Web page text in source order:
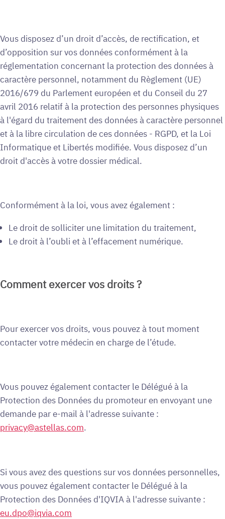
Vous disposez d’un droit d’accès, de rectification, et
d’opposition sur vos données conformément à la
réglementation concernant la protection des données à
caractère personnel, notamment du Règlement (UE)
2016/679 du Parlement européen et du Conseil du 27
avril 2016 relatif à la protection des personnes physiques
à l'égard du traitement des données à caractère personnel
et à la libre circulation de ces données - RGPD, et la Loi
Informatique et Libertés modifiée. Vous disposez d’un
droit d'accès à votre dossier médical.
Conformément à la loi, vous avez également :
Le droit de solliciter une limitation du traitement,
Le droit à l’oubli et à l’effacement numérique.
Comment exercer vos droits ?
Pour exercer vos droits, vous pouvez à tout moment
contacter votre médecin en charge de l’étude.
Vous pouvez également contacter le Délégué à la
Protection des Données du promoteur en envoyant une
demande par e-mail à l'adresse suivante :
privacy@astellas.com.
Si vous avez des questions sur vos données personnelles,
vous pouvez également contacter le Délégué à la
Protection des Données d'IQVIA à l'adresse suivante :
eu.dpo@iqvia.com